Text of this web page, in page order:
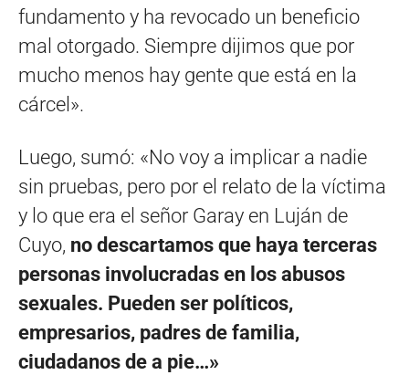
fundamento y ha revocado un beneficio
mal otorgado. Siempre dijimos que por
mucho menos hay gente que está en la
cárcel».
Luego, sumó: «No voy a implicar a nadie
sin pruebas, pero por el relato de la víctima
y lo que era el señor Garay en Luján de
Cuyo, no descartamos que haya terceras
personas involucradas en los abusos
sexuales. Pueden ser políticos,
empresarios, padres de familia,
ciudadanos de a pie…»